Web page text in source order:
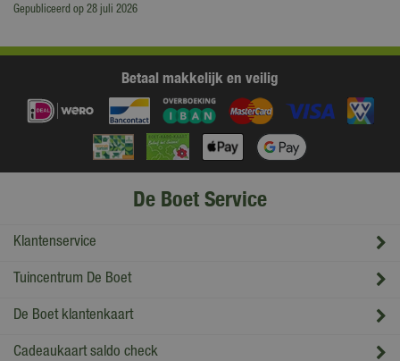
Gepubliceerd op 28 juli 2026
Betaal makkelijk en veilig
De Boet Service
Klantenservice
Tuincentrum De Boet
De Boet klantenkaart
Cadeaukaart saldo check